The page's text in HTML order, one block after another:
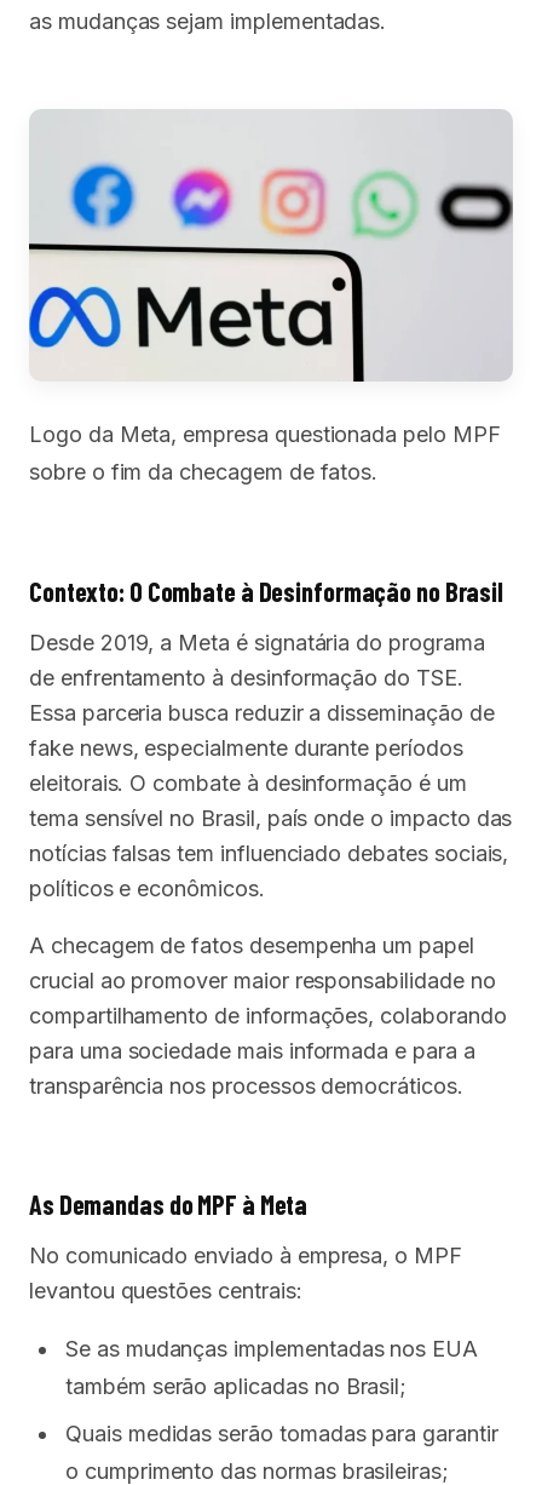
as mudanças sejam implementadas.
Logo da Meta, empresa questionada pelo MPF
sobre o fim da checagem de fatos.
Contexto: O Combate à Desinformação no Brasil
Desde 2019, a Meta é signatária do programa
de enfrentamento à desinformação do TSE.
Essa parceria busca reduzir a disseminação de
fake news, especialmente durante períodos
eleitorais. O combate à desinformação é um
tema sensível no Brasil, país onde o impacto das
notícias falsas tem influenciado debates sociais,
políticos e econômicos.
A checagem de fatos desempenha um papel
crucial ao promover maior responsabilidade no
compartilhamento de informações, colaborando
para uma sociedade mais informada e para a
transparência nos processos democráticos.
As Demandas do MPF à Meta
No comunicado enviado à empresa, o MPF
levantou questões centrais:
Se as mudanças implementadas nos EUA
também serão aplicadas no Brasil;
Quais medidas serão tomadas para garantir
o cumprimento das normas brasileiras;